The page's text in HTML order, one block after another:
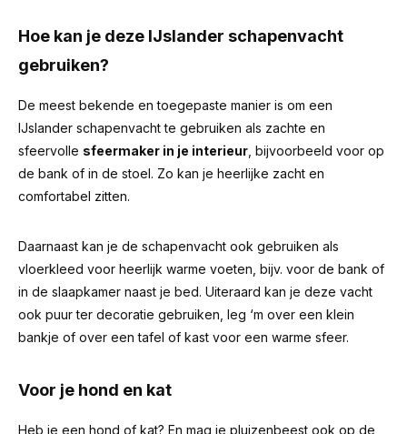
Hoe kan je deze IJslander schapenvacht
gebruiken?
De meest bekende en toegepaste manier is om een
IJslander schapenvacht te gebruiken als zachte en
sfeervolle sfeermaker in je interieur , bijvoorbeeld voor op
de bank of in de stoel. Zo kan je heerlijke zacht en
comfortabel zitten.
Daarnaast kan je de schapenvacht ook gebruiken als
vloerkleed voor heerlijk warme voeten, bijv. voor de bank of
in de slaapkamer naast je bed. Uiteraard kan je deze vacht
ook puur ter decoratie gebruiken, leg ‘m over een klein
bankje of over een tafel of kast voor een warme sfeer.
Voor je hond en kat
Heb je een hond of kat? En mag je pluizenbeest ook op de